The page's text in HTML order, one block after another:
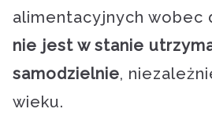
alimentacyjnych wobec
nie jest w stanie
samodzielnie,
wieku.